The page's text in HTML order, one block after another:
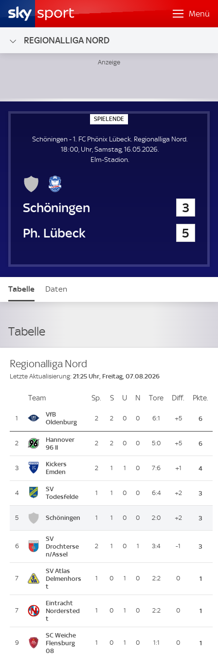
Menü
REGIONALLIGA NORD
SPIELENDE
P
E
L
E
N
Schöningen - 1. FC Phönix Lübeck. Regionalliga Nord.
18:00, Uhr, Samstag, 16.05.2026.
Elm-Stadion.
Schöningen
3
1. FC Phönix Lübeck
5
Tabelle Daten
Tabelle
Regionalliga Nord
Letzte Aktualisierung: 21:25 Uhr, Freitag, 07.08.2026
PlatzTeam Sp. Spiele
SSiege
U Unentschieden
N Niederlagen
Tore ToreDiff. Differenz
Pkte.
1
VfB
Oldenburg
2 2 0 0 6:1 +5 6
2
Hannover
96 II
2 2 0 0 5:0 +5 6
3
Kickers
Emden
2 1 1 0 7:6 +1 4
4
SV
Todesfelde
1 1 0 0 6:4 +2 3
5 Schöningen 1 1 0 0 2:0 +2 3
6
SV
Drochterse
n/Assel
2 1 0 1 3:4 -1 3
7
SV Atlas
Delmenhors
t
1 0 1 0 2:2 0 1
7
Eintracht
Nordersted
t
1 0 1 0 2:2 0 1
9
SC Weiche
Flensburg
08
1 0 1 0 1:1 0 1